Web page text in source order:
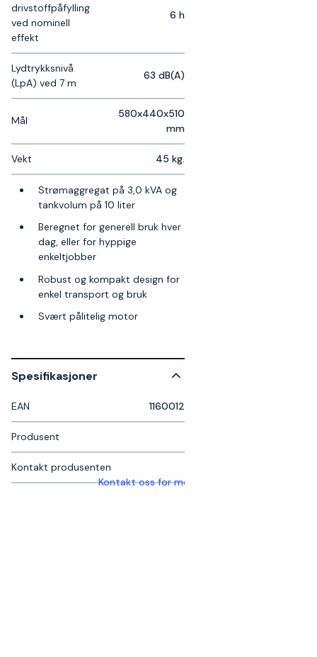
drivstoffpåfylling
ved nominell
effekt
6 h
Lydtrykksnivå
(LpA) ved 7 m
63 dB(A)
Mål
580x440x510
mm
Vekt 45 kg.
Strømaggregat på 3,0 kVA og
tankvolum på 10 liter
Beregnet for generell bruk hver
dag, eller for hyppige
enkeltjobber
Robust og kompakt design for
enkel transport og bruk
Svært pålitelig motor
Spesifikasjoner
EAN 1160012
Produsent
Kontakt produsenten
Kontakt oss for mer informasjon